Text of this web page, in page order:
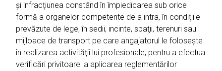
şi infracţiunea constând în împiedicarea sub orice
formă a organelor competente de a intra, în condiţiile
prevăzute de lege, în sedii, incinte, spaţii, terenuri sau
mijloace de transport pe care angajatorul le foloseşte
în realizarea activităţii lui profesionale, pentru a efectua
verificări privitoare la aplicarea reglementărilor